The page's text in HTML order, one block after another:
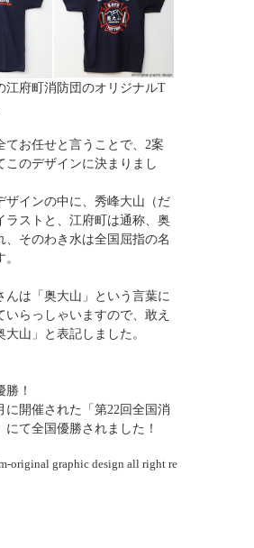
江府町消防団のオリジナルT
てお任せと言うことで、2案
このデザインに決まりまし
ザインの中に、秀峰大山（だ
ラストと、江府町は通称、奥
、そのわき水は全国屈指の名
んは「奥大山」という言葉に
いらっしゃいますので、敢え
大山」と表記しました。
！
に開催された「第22回全国消
にて全国優勝されました！
original graphic design all right re